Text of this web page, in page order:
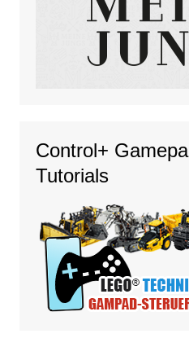
Control+
Tutorials